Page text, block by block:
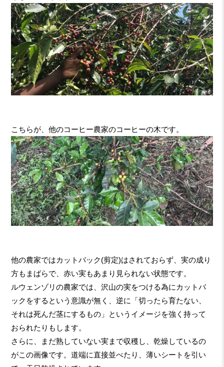
こちらが、他のコーヒー農家のコーヒーの木です。
他の農家ではカットバック(剪定)はされておらず、実の成り
方もまばらで、赤い実もあまり見られない状態です。
ルウェンゾリの農家では、沢山の実をつける為にカットバ
ックをするという意識が無く、逆に「切ったら育たない、
それは死んだ茎にするもの」というイメージを強く持って
おられたりもします。
さらに、まだ熟していない実まで収穫し、乾燥しているの
がこの画像です。道端に直接並べたり、薄いシートを引い